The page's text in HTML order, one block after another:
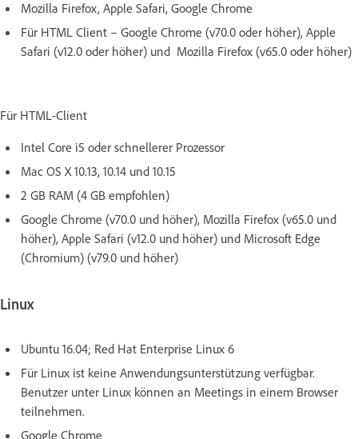
Mozilla Firefox, Apple Safari, Google Chrome
Für HTML Client – Google Chrome (v70.0 oder höher), Apple
Safari (v12.0 oder höher) und Mozilla Firefox (v65.0 oder höher)
Für HTML-Client
Intel Core i5 oder schnellerer Prozessor
Mac OS X 10.13, 10.14 und 10.15
2 GB RAM (4 GB empfohlen)
Google Chrome (v70.0 und höher), Mozilla Firefox (v65.0 und
höher), Apple Safari (v12.0 und höher) und Microsoft Edge
(Chromium) (v79.0 und höher)
Linux
Ubuntu 16.04; Red Hat Enterprise Linux 6
Für Linux ist keine Anwendungsunterstützung verfügbar.
Benutzer unter Linux können an Meetings in einem Browser
teilnehmen.
Google Chrome